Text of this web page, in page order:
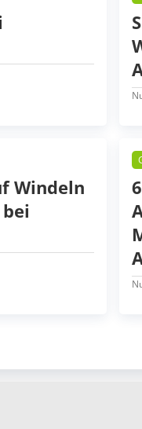
Windeln